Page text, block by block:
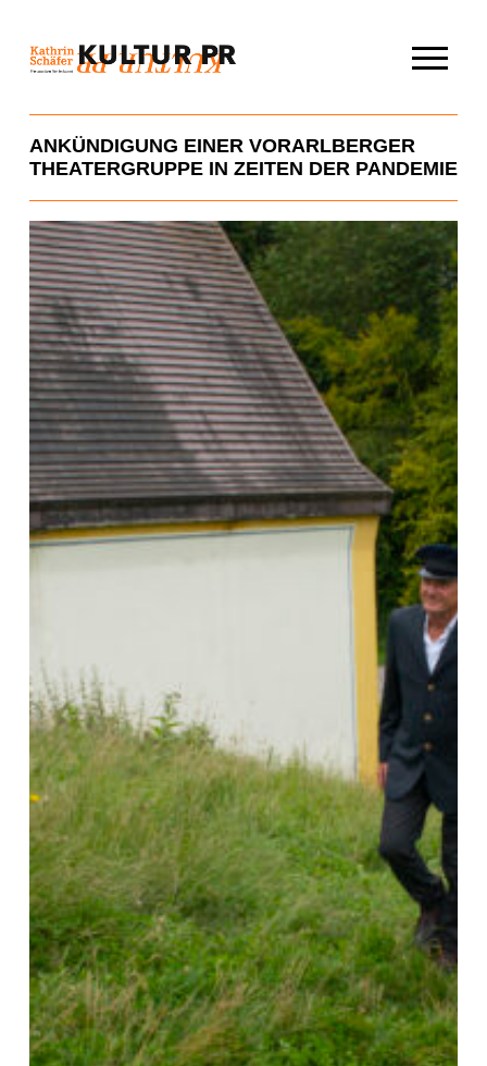
content
ANKÜNDIGUNG EINER VORARLBERGER
THEATERGRUPPE IN ZEITEN DER PANDEMIE